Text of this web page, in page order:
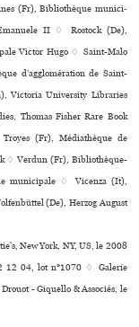
(Fr), Bibliothèque muni­ci­
II ♢ Rostock (De),
Victor Hugo ♢ Saint-Malo
d’agglo­mé­ra­tion de Saint-
Victoria University Libraries
Thomas Fisher Rare Book
(Fr), Médiathèque de
♢ Verdun (Fr), Bibliothèque-
muni­ci­pale ♢ Vicenza (It),
(De), Herzog August
New York, NY, US, le 2008
12 04, lot n°1070 ♢ Galerie
- Giquello & Associés, le